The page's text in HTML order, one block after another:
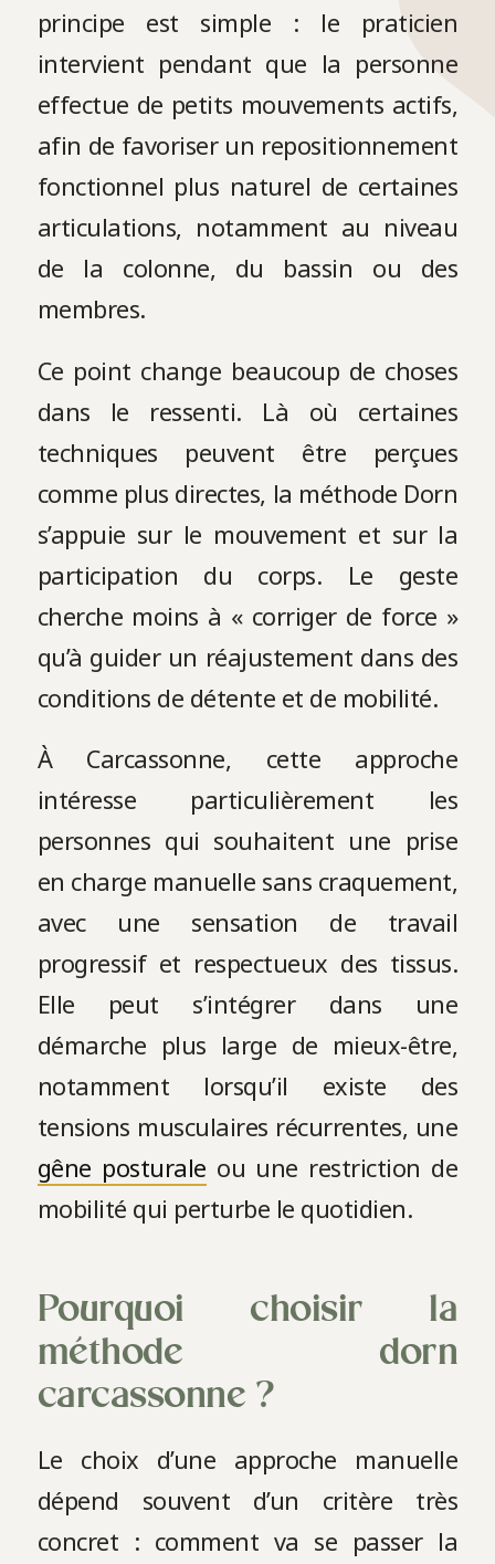
principe est simple : le praticien
intervient pendant que la personne
effectue de petits mouvements actifs,
afin de favoriser un repositionnement
fonctionnel plus naturel de certaines
articulations, notamment au niveau
de la colonne, du bassin ou des
membres.
Ce point change beaucoup de choses
dans le ressenti. Là où certaines
techniques peuvent être perçues
comme plus directes, la méthode Dorn
s’appuie sur le mouvement et sur la
participation du corps. Le geste
cherche moins à « corriger de force »
qu’à guider un réajustement dans des
conditions de détente et de mobilité.
À Carcassonne, cette approche
intéresse particulièrement les
personnes qui souhaitent une prise
en charge manuelle sans craquement,
avec une sensation de travail
progressif et respectueux des tissus.
Elle peut s’intégrer dans une
démarche plus large de mieux-être,
notamment lorsqu’il existe des
tensions musculaires récurrentes, une
gêne posturale ou une restriction de
mobilité qui perturbe le quotidien.
Pourquoi choisir la
méthode dorn
carcassonne ?
Le choix d’une approche manuelle
dépend souvent d’un critère très
concret : comment va se passer la